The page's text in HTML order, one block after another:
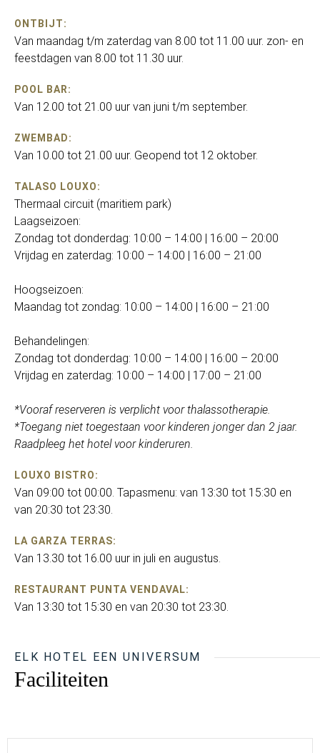
ONTBIJT:
Van maandag t/m zaterdag van 8.00 tot 11.00 uur. zon- en
feestdagen van 8.00 tot 11.30 uur.
POOL BAR:
Van 12.00 tot 21.00 uur van juni t/m september.
ZWEMBAD:
Van 10.00 tot 21.00 uur. Geopend tot 12 oktober.
TALASO LOUXO:
Thermaal circuit (maritiem park)
Laagseizoen:
Zondag tot donderdag: 10:00 – 14:00 | 16:00 – 20:00
Vrijdag en zaterdag: 10:00 – 14:00 | 16:00 – 21:00
Hoogseizoen:
Maandag tot zondag: 10:00 – 14:00 | 16:00 – 21:00
Behandelingen:
Zondag tot donderdag: 10:00 – 14:00 | 16:00 – 20:00
Vrijdag en zaterdag: 10:00 – 14:00 | 17:00 – 21:00
*Vooraf reserveren is verplicht voor thalassotherapie.
*Toegang niet toegestaan voor kinderen jonger dan 2 jaar.
Raadpleeg het hotel voor kinderuren.
LOUXO BISTRO:
Van 09:00 tot 00:00. Tapasmenu: van 13:30 tot 15:30 en
van 20:30 tot 23:30.
LA GARZA TERRAS:
Van 13.30 tot 16.00 uur in juli en augustus.
RESTAURANT PUNTA VENDAVAL:
Van 13:30 tot 15:30 en van 20:30 tot 23:30.
ELK HOTEL EEN UNIVERSUM
Faciliteiten